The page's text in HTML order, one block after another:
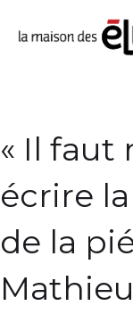
« Il faut
écrire
de la